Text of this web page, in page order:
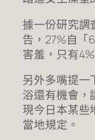
據一份研究調
告，27%自「
害羞，只有
另外多嘴提一
浴還有機會，
現今日本某些
當地規定。